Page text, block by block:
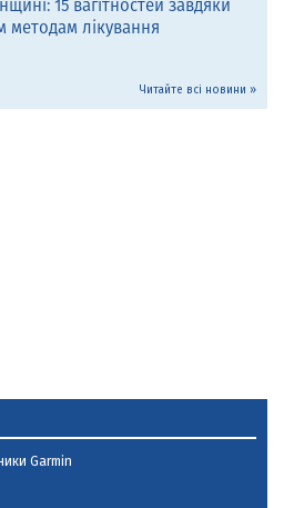
15 вагітностей завдяки
методам лікування
Читайте всі новини »
Garmin